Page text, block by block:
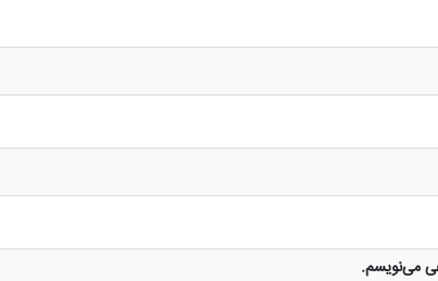
می‌نویسم.